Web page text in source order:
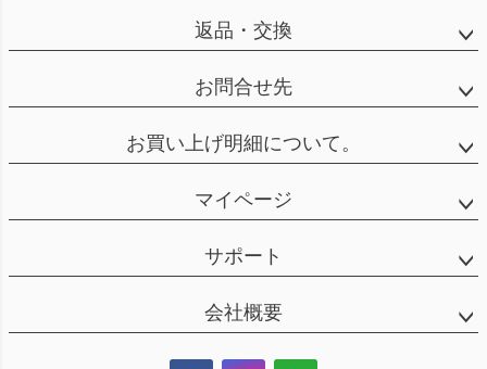
返品・交換
お問合せ先
お買い上げ明細について。
マイページ
サポート
会社概要